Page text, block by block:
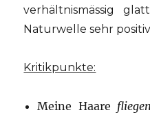
verhältnismässig
Naturwelle sehr
Kritikpunkte:
Meine Haare fliegen